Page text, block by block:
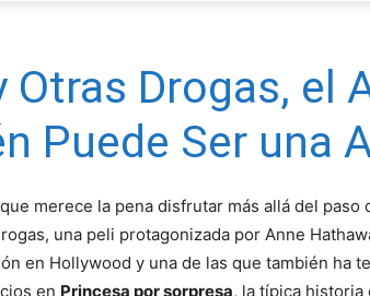
Otras Drogas, el
Puede Ser una
merece la pena disfrutar más allá del paso
una peli protagonizada por Anne
en Hollywood y una de las que también ha
en Princesa por sorpresa, la típica historia